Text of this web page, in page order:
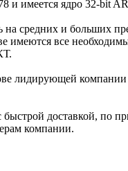
и имеется ядро 32-bit
средних и больших
имеются все
лидирующей
доставкой, по
компании.